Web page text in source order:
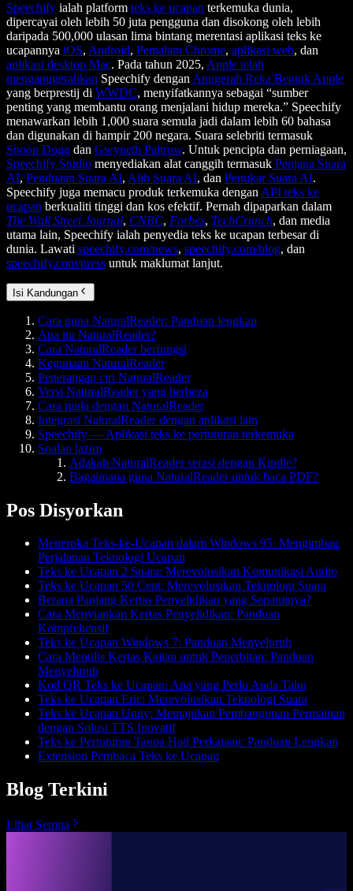
Speechify ialah platform teks ke ucapan terkemuka dunia,
dipercayai oleh lebih 50 juta pengguna dan disokong oleh lebih
daripada 500,000 ulasan lima bintang merentasi aplikasi teks ke
ucapannya iOS, Android, Pemalam Chrome, aplikasi web, dan
aplikasi desktop Mac. Pada tahun 2025, Apple telah
menganugerahkan Speechify dengan Anugerah Reka Bentuk Apple
yang berprestij di WWDC, menyifatkannya sebagai “sumber
penting yang membantu orang menjalani hidup mereka.” Speechify
menawarkan lebih 1,000 suara semula jadi dalam lebih 60 bahasa
dan digunakan di hampir 200 negara. Suara selebriti termasuk
Snoop Dogg dan Gwyneth Paltrow. Untuk pencipta dan perniagaan,
Speechify Studio menyediakan alat canggih termasuk Penjana Suara
AI, Penduaan Suara AI, Alih Suara AI, dan Penukar Suara AI.
Speechify juga memacu produk terkemuka dengan API teks ke
ucapan berkualiti tinggi dan kos efektif. Pernah dipaparkan dalam
The Wall Street Journal, CNBC, Forbes, TechCrunch, dan media
utama lain, Speechify ialah penyedia teks ke ucapan terbesar di
dunia. Lawati speechify.com/news, speechify.com/blog, dan
speechify.com/press untuk maklumat lanjut.
Isi Kandungan
Cara guna NaturalReader: Panduan lengkap
Apa itu NaturalReader?
Cara NaturalReader berfungsi
Kegunaan NaturalReader
Penerangan ciri NaturalReader
Versi NaturalReader yang berbeza
Cara mula dengan NaturalReader
Integrasi NaturalReader dengan aplikasi lain
Speechify — Aplikasi teks ke pertuturan terkemuka
Soalan lazim
Adakah NaturalReader serasi dengan Kindle?
Bagaimana guna NaturalReader untuk baca PDF?
Pos Disyorkan
Meneroka Teks-ke-Ucapan dalam Windows 95: Mengimbau
Perjalanan Teknologi Ucapan
Teks ke Ucapan 2 Suara: Merevolusikan Komunikasi Audio
Teks ke Ucapan 50 Cent: Merevolusikan Teknologi Suara
Berapa Panjang Kertas Penyelidikan yang Sepatutnya?
Cara Menyiapkan Kertas Penyelidikan: Panduan
Komprehensif
Teks ke Ucapan Windows 7: Panduan Menyeluruh
Cara Menulis Kertas Kajian untuk Penerbitan: Panduan
Menyeluruh
Kod QR Teks ke Ucapan: Apa yang Perlu Anda Tahu
Teks ke Ucapan Eric: Merevolusikan Teknologi Suara
Teks ke Ucapan Unity: Memajukan Pembangunan Permainan
dengan Solusi TTS Inovatif
Teks ke Pertuturan Tanpa Had Perkataan: Panduan Lengkap
Extension Pembaca Teks ke Ucapan
Blog Terkini
Lihat Semua